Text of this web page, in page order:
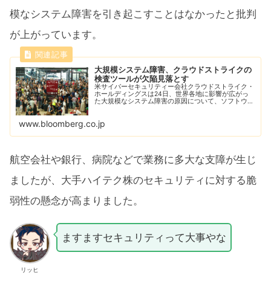
模なシステム障害を引き起こすことはなかったと批判
が上がっています。
大規模システム障害、クラウドストライクの
検査ツールが欠陥見落とす
米サイバーセキュリティー会社クラウドストライク・
ホールディングスは24日、世界各地に影響が広がっ
た大規模なシステム障害の原因について、ソフトウエ
出...
www.bloomberg.co.jp
航空会社や銀行、病院などで業務に多大な支障が生じ
ましたが、大手ハイテク株のセキュリティに対する脆
弱性の懸念が高まりました。
リッヒ
ますますセキュリティって大事やな